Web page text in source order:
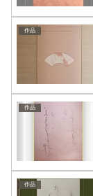
作品
作品
作品